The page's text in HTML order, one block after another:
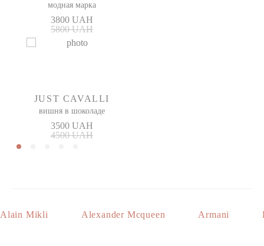
модная марка
3800 UAH
5800 UAH
JUST CAVALLI
вишня в шоколаде
3500 UAH
4500 UAH
Alain Mikli Alexander Mcqueen Armani